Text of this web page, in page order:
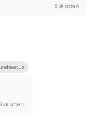
8 kk sitten
3 vk sitten